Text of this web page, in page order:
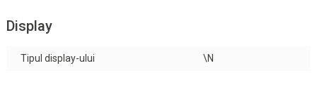
Display
Tipul display-ului \N